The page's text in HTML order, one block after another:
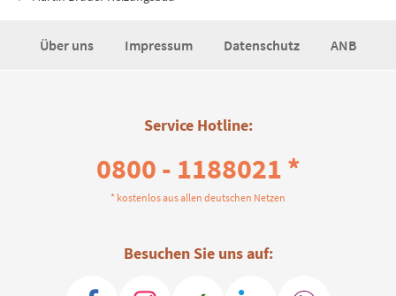
Über uns Impressum Datenschutz ANB
Service Hotline:
0800 - 1188021 *
* kostenlos aus allen deutschen Netzen
Besuchen Sie uns auf: